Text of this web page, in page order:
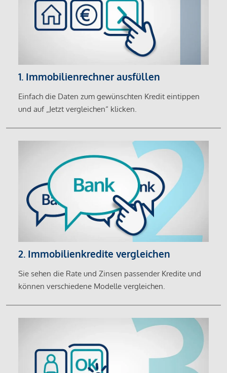
1. Immobilienrechner ausfüllen
Einfach die Daten zum gewünschten Kredit eintippen
und auf „Jetzt vergleichen“ klicken.
2. Immobilienkredite vergleichen
Sie sehen die Rate und Zinsen passender Kredite und
können verschiedene Modelle vergleichen.